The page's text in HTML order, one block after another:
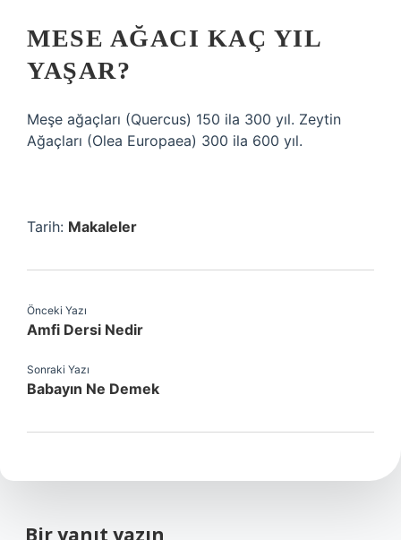
MESE AĞACI KAÇ YIL
YAŞAR?
Meşe ağaçları (Quercus) 150 ila 300 yıl. Zeytin
Ağaçları (Olea Europaea) 300 ila 600 yıl.
Tarih: Makaleler
Önceki Yazı
Amfi Dersi Nedir
Sonraki Yazı
Babayın Ne Demek
Bir yanıt yazın